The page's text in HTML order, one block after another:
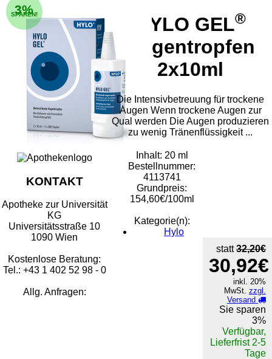
HYLO GEL®
Augentropfen
2x10ml
3%
SPAREN!
Die Intensivbetreuung für trockene
Augen Wenn trockene Augen zur
Qual werden Die Augen produzieren
zu wenig Tränenflüssigkeit ...
Inhalt: 20 ml
Bestellnummer:
4113741
Grundpreis:
154,60€/100ml
Kategorie(n):
Hylo
statt32,20€
30,92€
inkl. 20%
MwSt. zzgl.
Versand
Sie sparen
3%
Verfügbar,
Lieferfrist 2-5
Tage
KONTAKT
Apotheke zur Universität
KG
Universitätsstraße 10
1090 Wien
Kostenlose Beratung:
Tel.: +43 1 402 52 98 - 0
Allg. Anfragen: